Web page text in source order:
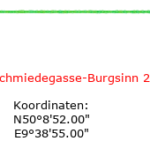
Burgsinn 2
Koordinaten:
N50°8'52.00"
E9°38'55.00"